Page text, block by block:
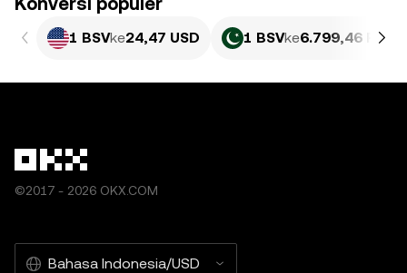
1 BSVke24,47 USD 1 BSVke6.799,46 PKR
©2017 - 2026 OKX.COM
Bahasa Indonesia/USD